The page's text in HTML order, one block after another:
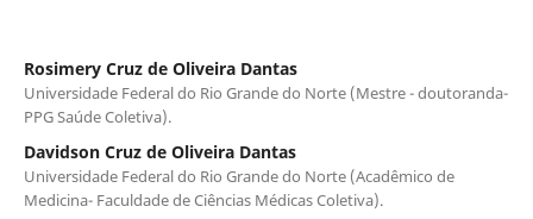
Rosimery Cruz de Oliveira Dantas
Universidade Federal do Rio Grande do Norte (Mestre - doutoranda-
PPG Saúde Coletiva).
Davidson Cruz de Oliveira Dantas
Universidade Federal do Rio Grande do Norte (Acadêmico de
Medicina- Faculdade de Ciências Médicas Coletiva).